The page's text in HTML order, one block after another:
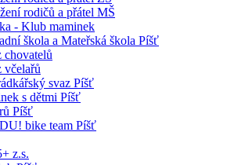
rodičů a přátel MŠ
- Klub maminek
škola a Mateřská škola Píšť
chovatelů
včelařů
svaz Píšť
s dětmi Píšť
Píšť
bike team Píšť
z.s.